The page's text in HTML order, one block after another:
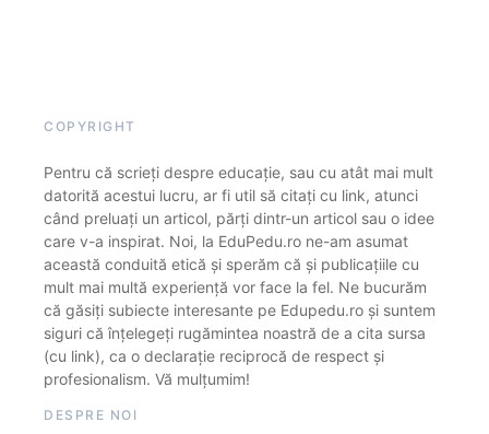
COPYRIGHT
Pentru că scrieți despre educație, sau cu atât mai mult
datorită acestui lucru, ar fi util să citați cu link, atunci
când preluați un articol, părți dintr-un articol sau o idee
care v-a inspirat. Noi, la EduPedu.ro ne-am asumat
această conduită etică și sperăm că și publicațiile cu
mult mai multă experiență vor face la fel. Ne bucurăm
că găsiți subiecte interesante pe Edupedu.ro și suntem
siguri că înțelegeți rugămintea noastră de a cita sursa
(cu link), ca o declarație reciprocă de respect și
profesionalism. Vă mulțumim!
DESPRE NOI